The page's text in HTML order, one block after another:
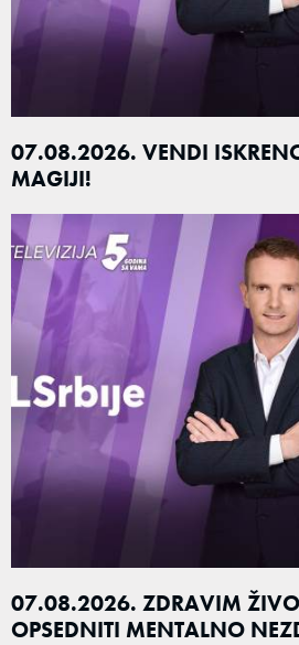
07.08.2026. VENDI
MAGIJI!
07.08.2026. ZDRAVIM
OPSEDNITI MENTALNO